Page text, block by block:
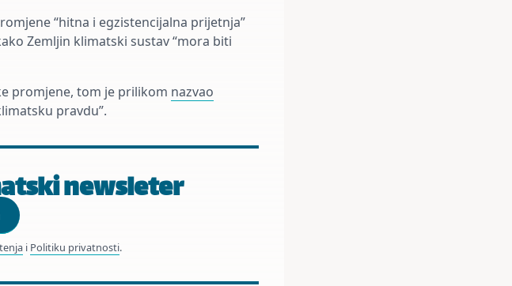
“hitna i egzistencijalna prijetnja”
Zemljin klimatski sustav “mora biti
promjene, tom je prilikom nazvao
pravdu”.
newsleter
i Politiku privatnosti.